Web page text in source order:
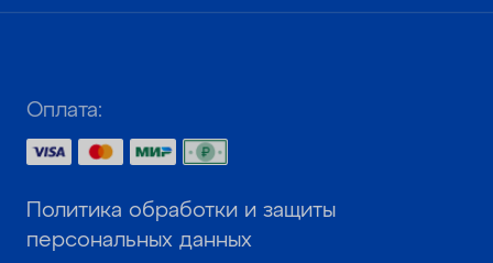
Оплата:
Политика обработки и защиты
персональных данных